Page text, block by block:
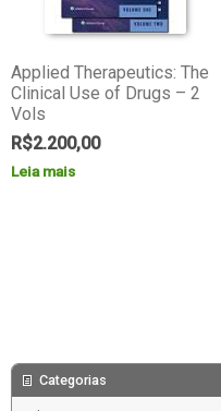
Applied Therapeutics: The
Clinical Use of Drugs – 2
Vols
R$2.200,00
Leia mais
Categorias